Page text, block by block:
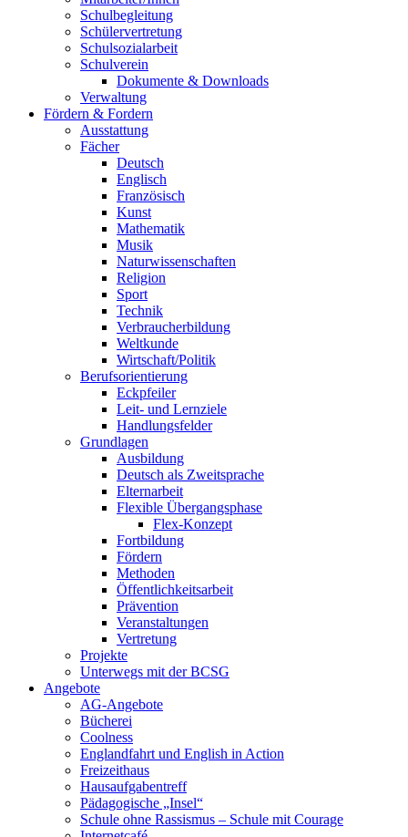
Schulbegleitung
Schülervertretung
Schulsozialarbeit
Schulverein
Dokumente & Downloads
Verwaltung
Fördern & Fordern
Ausstattung
Fächer
Deutsch
Englisch
Französisch
Kunst
Mathematik
Musik
Naturwissenschaften
Religion
Sport
Technik
Verbraucherbildung
Weltkunde
Wirtschaft/Politik
Berufsorientierung
Eckpfeiler
Leit- und Lernziele
Handlungsfelder
Grundlagen
Ausbildung
Deutsch als Zweitsprache
Elternarbeit
Flexible Übergangsphase
Flex-Konzept
Fortbildung
Fördern
Methoden
Öffentlichkeitsarbeit
Prävention
Veranstaltungen
Vertretung
Projekte
Unterwegs mit der BCSG
Angebote
AG-Angebote
Bücherei
Coolness
Englandfahrt und English in Action
Freizeithaus
Hausaufgabentreff
Pädagogische „Insel“
Schule ohne Rassismus – Schule mit Courage